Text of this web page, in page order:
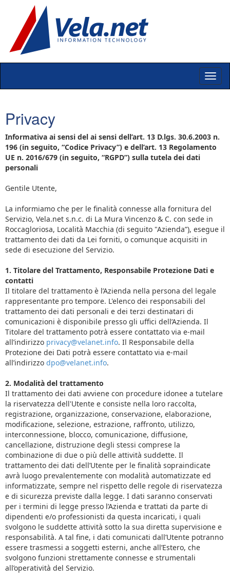
Privacy
Informativa ai sensi del ai sensi dell’art. 13 D.lgs. 30.6.2003 n.
196 (in seguito, “Codice Privacy”) e dell’art. 13 Regolamento
UE n. 2016/679 (in seguito, “RGPD”) sulla tutela dei dati
personali
Gentile Utente,
La informiamo che per le finalità connesse alla fornitura del
Servizio, Vela.net s.n.c. di La Mura Vincenzo & C. con sede in
Roccagloriosa, Località Macchia (di seguito "Azienda”), esegue il
trattamento dei dati da Lei forniti, o comunque acquisiti in
sede di esecuzione del Servizio.
1. Titolare del Trattamento, Responsabile Protezione Dati e
contatti
Il titolare del trattamento è l’Azienda nella persona del legale
rappresentante pro tempore. L'elenco dei responsabili del
trattamento dei dati personali e dei terzi destinatari di
comunicazioni è disponibile presso gli uffici dell’Azienda. Il
Titolare del trattamento potrà essere contattato via e-mail
all’indirizzo privacy@velanet.info. Il Responsabile della
Protezione dei Dati potrà essere contattato via e-mail
all’indirizzo dpo@velanet.info.
2. Modalità del trattamento
Il trattamento dei dati avviene con procedure idonee a tutelare
la riservatezza dell'Utente e consiste nella loro raccolta,
registrazione, organizzazione, conservazione, elaborazione,
modificazione, selezione, estrazione, raffronto, utilizzo,
interconnessione, blocco, comunicazione, diffusione,
cancellazione, distruzione degli stessi comprese la
combinazione di due o più delle attività suddette. Il
trattamento dei dati dell’Utente per le finalità sopraindicate
avrà luogo prevalentemente con modalità automatizzate ed
informatizzate, sempre nel rispetto delle regole di riservatezza
e di sicurezza previste dalla legge. I dati saranno conservati
per i termini di legge presso l’Azienda e trattati da parte di
dipendenti e/o professionisti da questa incaricati, i quali
svolgono le suddette attività sotto la sua diretta supervisione e
responsabilità. A tal fine, i dati comunicati dall’Utente potranno
essere trasmessi a soggetti esterni, anche all’Estero, che
svolgono funzioni strettamente connesse e strumentali
all’operatività del Servizio.